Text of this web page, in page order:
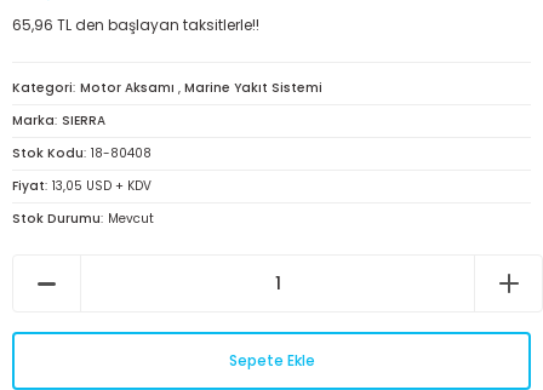
65,96 TL den başlayan taksitlerle!!
Kategori Motor Aksamı , Marine Yakıt Sistemi
Marka SIERRA
Stok Kodu 18-80408
Fiyat 13,05 USD + KDV
Stok Durumu Mevcut
Sepete Ekle